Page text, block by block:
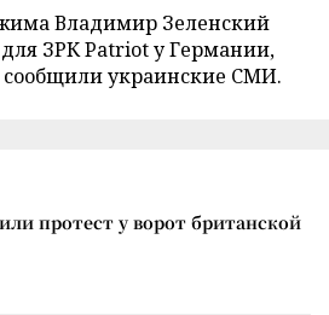
Владимир Зеленский
ЗРК Patriot у Германии,
украинские СМИ.
протест у ворот британской